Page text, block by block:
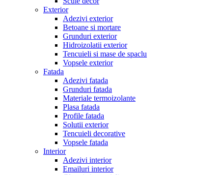
Exterior
Adezivi exterior
Betoane si mortare
Grunduri exterior
Hidroizolatii exterior
Tencuieli si mase de spaclu
Vopsele exterior
Fatada
Adezivi fatada
Grunduri fatada
Materiale termoizolante
Plasa fatada
Profile fatada
Solutii exterior
Tencuieli decorative
Vopsele fatada
Interior
Adezivi interior
Emailuri interior